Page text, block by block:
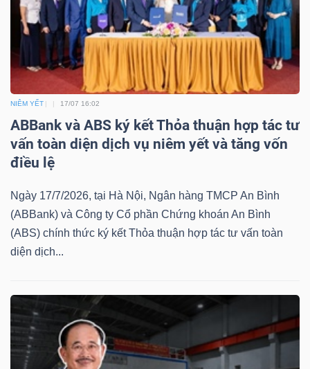
NIÊM YẾT 17/07 16:02
ABBank và ABS ký kết Thỏa thuận hợp tác tư
vấn toàn diện dịch vụ niêm yết và tăng vốn
điều lệ
Ngày 17/7/2026, tại Hà Nội, Ngân hàng TMCP An Bình
(ABBank) và Công ty Cổ phần Chứng khoán An Bình
(ABS) chính thức ký kết Thỏa thuận hợp tác tư vấn toàn
diện dịch...